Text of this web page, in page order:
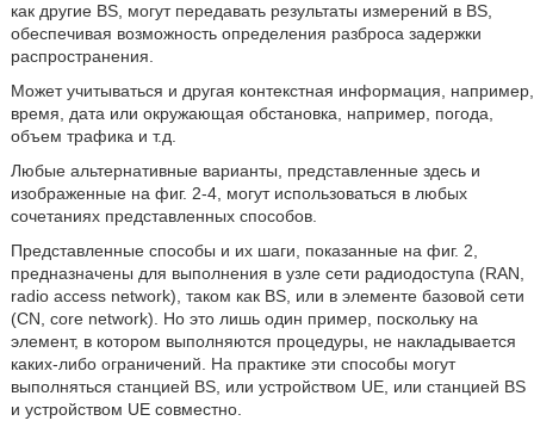
как другие BS, могут передавать результаты измерений в BS,
обеспечивая возможность определения разброса задержки
распространения.
Может учитываться и другая контекстная информация, например,
время, дата или окружающая обстановка, например, погода,
объем трафика и т.д.
Любые альтернативные варианты, представленные здесь и
изображенные на фиг. 2-4, могут использоваться в любых
сочетаниях представленных способов.
Представленные способы и их шаги, показанные на фиг. 2,
предназначены для выполнения в узле сети радиодоступа (RAN,
radio access network), таком как BS, или в элементе базовой сети
(CN, core network). Но это лишь один пример, поскольку на
элемент, в котором выполняются процедуры, не накладывается
каких-либо ограничений. На практике эти способы могут
выполняться станцией BS, или устройством UE, или станцией BS
и устройством UE совместно.